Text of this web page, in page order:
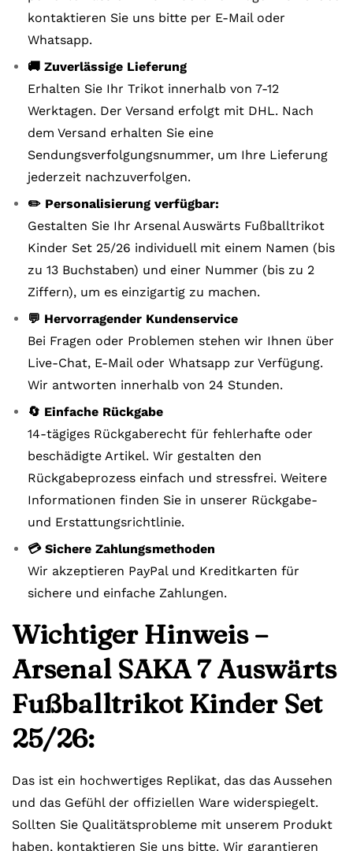
kontaktieren Sie uns bitte per E-Mail oder
Whatsapp.
🚚 Zuverlässige Lieferung
Erhalten Sie Ihr Trikot innerhalb von 7-12
Werktagen. Der Versand erfolgt mit DHL. Nach
dem Versand erhalten Sie eine
Sendungsverfolgungsnummer, um Ihre Lieferung
jederzeit nachzuverfolgen.
✏️ Personalisierung verfügbar:
Gestalten Sie Ihr Arsenal Auswärts Fußballtrikot
Kinder Set 25/26 individuell mit einem Namen (bis
zu 13 Buchstaben) und einer Nummer (bis zu 2
Ziffern), um es einzigartig zu machen.
💬 Hervorragender Kundenservice
Bei Fragen oder Problemen stehen wir Ihnen über
Live-Chat, E-Mail oder Whatsapp zur Verfügung.
Wir antworten innerhalb von 24 Stunden.
🔄 Einfache Rückgabe
14-tägiges Rückgaberecht für fehlerhafte oder
beschädigte Artikel. Wir gestalten den
Rückgabeprozess einfach und stressfrei. Weitere
Informationen finden Sie in unserer Rückgabe-
und Erstattungsrichtlinie.
💳 Sichere Zahlungsmethoden
Wir akzeptieren PayPal und Kreditkarten für
sichere und einfache Zahlungen.
Wichtiger Hinweis –
Arsenal SAKA 7 Auswärts
Fußballtrikot Kinder Set
25/26:
Das ist ein hochwertiges Replikat, das das Aussehen
und das Gefühl der offiziellen Ware widerspiegelt.
Sollten Sie Qualitätsprobleme mit unserem Produkt
haben, kontaktieren Sie uns bitte. Wir garantieren